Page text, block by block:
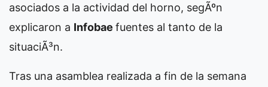
asociados a la actividad del horno, segÃºn
explicaron a Infobae fuentes al tanto de la
situaciÃ³n.
Tras una asamblea realizada a fin de la semana